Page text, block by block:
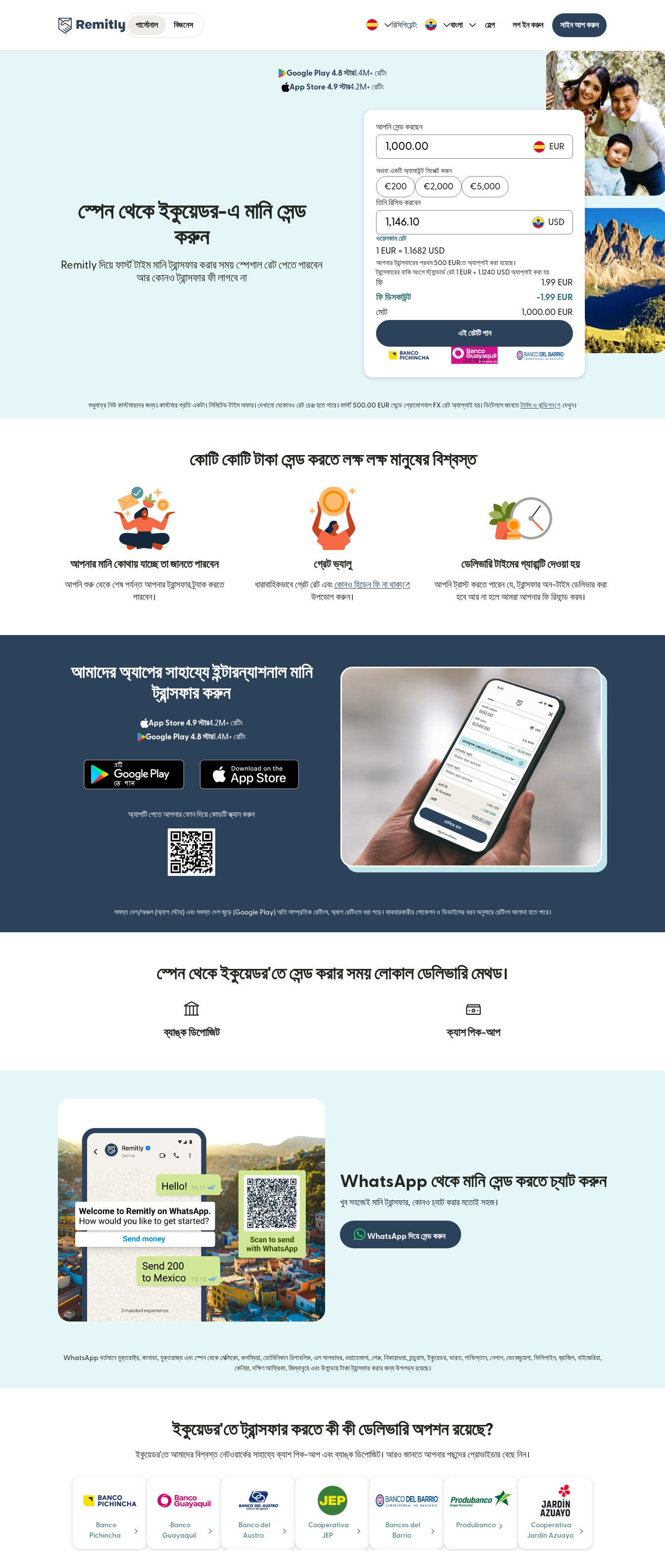
পার্সোনাল বিজনেস রিসিপিয়েন্ট: বাংলা হেল্প লগ ইন করুন সাইন আপ করুন
Google Play 4.8 স্টার1.4M+ রেটিং
App Store 4.9 স্টার4.2M+ রেটিং
স্পেন থেকে ইকুয়েডর-এ মানি সেন্ড
করুন
Remitly দিয়ে ফার্স্ট টাইম মানি ট্রান্সফার করার সময় স্পেশাল রেট পেতে পারবেন
আর কোনও ট্রান্সফার ফী লাগবে না
আপনি সেন্ড করছেন
EUR
অথবা একটি অ্যামাউন্ট সিলেক্ট করুন
€200 €2,000 €5,000
তিনি রিসিভ করবেন
USD
ওয়েলকাম রেট
1 EUR = 1.1682 USD
আপনার ট্রান্সফারের প্রথম 500 EURতে অ্যাপ্লাই করা হয়েছে।
ট্রান্সফারের বাকি অংশে স্ট্যান্ডার্ড রেট 1 EUR = 1.1240 USD অ্যাপ্লাই করা হয়
ফি
1.99 EUR
ফি ডিসকাউন্ট
-1.99 EUR
মোট
1,000.00 EUR
এই রেটটি পান
এবং আরও
শুধুমাত্র নিউ কাস্টমারদের জন্য। কাস্টমার প্রতি একটা। লিমিটেড টাইম অফার। দেখানো যেকোনও রেট চেঞ্জ হতে পারে। ফার্স্ট 500.00 EUR সেন্ডে প্রোমোশনাল FX রেট অ্যাপ্লাই হয়। ডিটেলসে জানতেটার্মস ও কন্ডিশন (নতুন উইন্ডোতে খুলবে)
দেখুন।
কোটি কোটি টাকা সেন্ড করতে লক্ষ লক্ষ মানুষের বিশ্বস্ত
আপনার মানি কোথায় যাচ্ছে তা জানতে পারবেন
আপনি শুরু থেকে শেষ পর্যন্ত আপনার ট্রান্সফার ট্র্যাক করতে
পারবেন।
গ্রেট ভ্যালু
ধারাবাহিকভাবে গ্রেট রেট এবং কোনও হিডেন ফি না থাকা
(নতুন উইন্ডোতে খুলবে)
উপভোগ করুন।
ডেলিভারি টাইমের গ্যারান্টি দেওয়া হয়
আপনি ট্রাস্ট করতে পারেন যে, ট্রান্সফার অন-টাইম ডেলিভার করা
হবে আর না হলে আমরা আপনার ফি রিফান্ড করব।
আমাদের অ্যাপের সাহায্যে ইন্টারন্যাশনাল মানি
ট্রান্সফার করুন
App Store 4.9 স্টার4.2M+ রেটিং
Google Play 4.8 স্টার1.4M+ রেটিং
অ্যাপটি পেতে আপনার ফোন দিয়ে কোডটি স্ক্যান করুন
সমস্ত দেশ/অঞ্চল (অ্যাপ স্টোর) এবং সমস্ত দেশ জুড়ে (Google Play) অতি সাম্প্রতিক রেটিংস, অ্যাপ রেটিংসে ধরা পড়ে। ব্যবহারকারীর লোকেশন ও ডিভাইসের ধরন অনুসারে রেটিংস আলাদা হতে পারে।
স্পেন থেকে ইকুয়েডর'তে সেন্ড করার সময় লোকাল ডেলিভারি মেথড।
ব্যাঙ্ক ডিপোজিট ক্যাশ পিক-আপ
WhatsApp থেকে মানি সেন্ড করতে চ্যাট করুন
খুব সহজেই মানি ট্রান্সফার, কোনও চ্যাট করার মতোই সহজ।
WhatsApp দিয়ে সেন্ড করুন
WhatsApp বর্তমানে যুক্তরাষ্ট্র, কানাডা, যুক্তরাজ্য এবং স্পেন থেকে মেক্সিকো, কলম্বিয়া, ডোমিনিকান রিপাবলিক, এল সালভাদর, গুয়াতেমালা, পেরু, নিকারাগুয়া, হন্ডুরাস, ইকুয়েডর, ভারত, পাকিস্তান, নেপাল, ভেনেজুয়েলা, ফিলিপাইন, ব্রাজিল, নাইজেরিয়া,
কেনিয়া, দক্ষিণ আফ্রিকা, জিম্বাবুয়ে এবং উগান্ডায় টাকা ট্রান্সফার করার জন্য উপলভ্য রয়েছে।
ইকুয়েডর'তে ট্রান্সফার করতে কী কী ডেলিভারি অপশন রয়েছে?
ইকুয়েডর'তে আমাদের বিশ্বস্ত নেটওয়ার্কের সাহায্যে ক্যাশ পিক-আপ এবং ব্যাঙ্ক ডিপোজিট। আরও জানতে আপনার পছন্দের প্রোভাইডার বেছে নিন।
Banco
Pichincha
Banco
Guayaquil
Banco del
Austro
Cooperativa
JEP
Bancos del
Barrio
Produbanco
Cooperativa
Jardín Azuayo